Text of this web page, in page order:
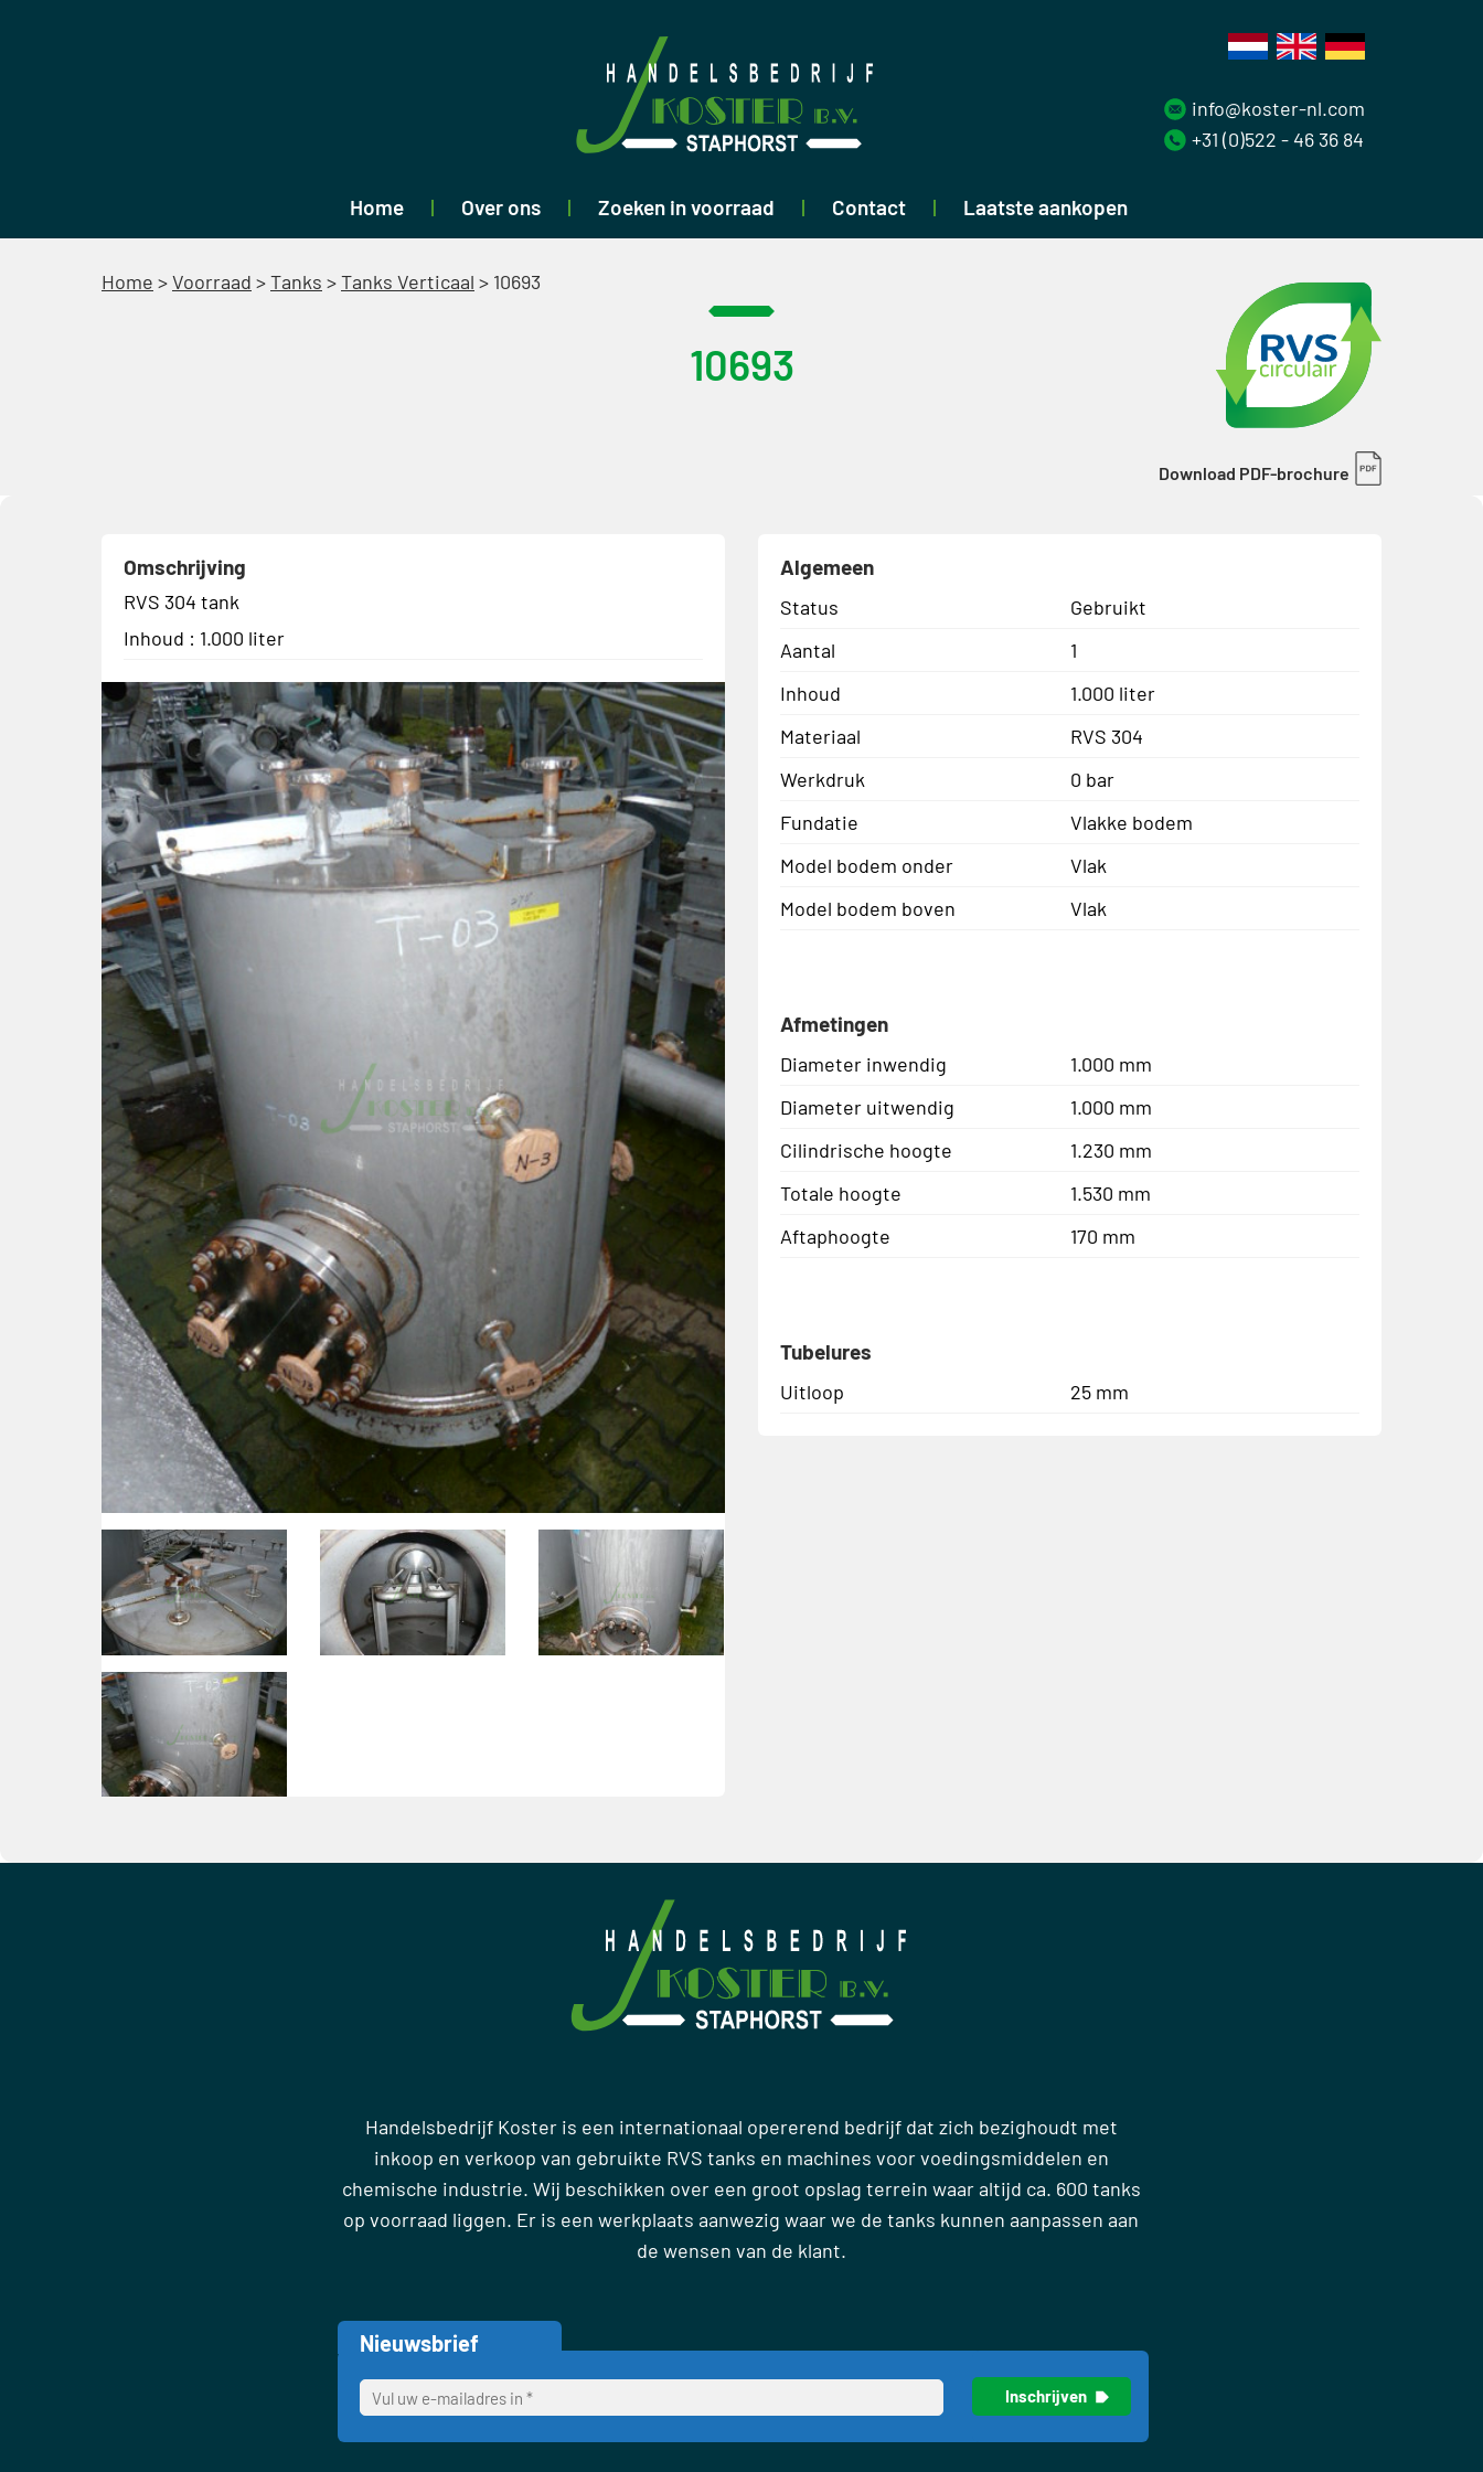
Home Over ons Zoeken in voorraad Contact Laatste aankopen
info@koster-nl.com
+31 (0)522 - 46 36 84
Home >Voorraad >Tanks >Tanks Verticaal > 10693
10693
Download PDF-brochure
Omschrijving
RVS 304 tank
Inhoud : 1.000 liter
Algemeen
Status
Gebruikt
Aantal
1
Inhoud
1.000 liter
Materiaal
RVS 304
Werkdruk
0 bar
Fundatie
Vlakke bodem
Model bodem onder
Vlak
Model bodem boven
Vlak
Afmetingen
Diameter inwendig
1.000 mm
Diameter uitwendig
1.000 mm
Cilindrische hoogte
1.230 mm
Totale hoogte
1.530 mm
Aftaphoogte
170 mm
Tubelures
Uitloop 25 mm
Handelsbedrijf Koster is een internationaal opererend bedrijf dat zich bezighoudt met
inkoop en verkoop van gebruikte RVS tanks en machines voor voedingsmiddelen en
chemische industrie. Wij beschikken over een groot opslag terrein waar altijd ca. 600 tanks
op voorraad liggen. Er is een werkplaats aanwezig waar we de tanks kunnen aanpassen aan
de wensen van de klant.
Nieuwsbrief